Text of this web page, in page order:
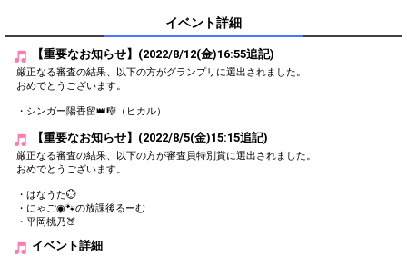
ranking go up.
To cheer on performers, you can
send them gifts.
To send performers paid items,
you must use Show Gold.
Close
イベント詳細
【重要なお知らせ】(2022/8/12(金)16:55追記)
厳正なる審査の結果、以下の方がグランプリに選出されました。
おめでとうございます。
・シンガー陽香留👑🎼（ヒカル）
【重要なお知らせ】(2022/8/5(金)15:15追記)
厳正なる審査の結果、以下の方が審査員特別賞に選出されました。
おめでとうございます。
・はなうた💮
・にゃご◉🐾の放課後るーむ
・平岡桃乃🍑
イベント詳細